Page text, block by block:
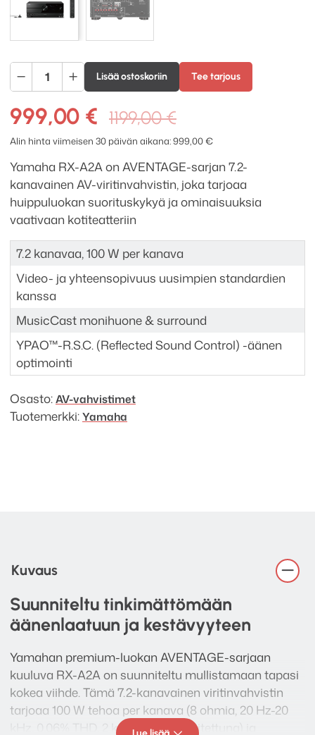
Yamaha
RX-
A2A
7.2
AV-
viritinvahvistin
määrä
Lisää ostoskoriin Tee tarjous
1199,00€Alkuperäinen
hinta
oli:
1199,00 €.
999,00 €
Nykyinen
hinta
on:
999,00 €.
Alin hinta viimeisen 30 päivän aikana:999,00€
Yamaha RX-A2A on AVENTAGE-sarjan 7.2-
kanavainen AV-viritinvahvistin, joka tarjoaa
huippuluokan suorituskykyä ja ominaisuuksia
vaativaan kotiteatteriin
7.2 kanavaa, 100 W per kanava
Video- ja yhteensopivuus uusimpien standardien
kanssa
MusicCast monihuone & surround
YPAO™-R.S.C. (Reflected Sound Control) -äänen
optimointi
Osasto:AV-vahvistimet
Tuotemerkki:Yamaha
Kuvaus
Suunniteltu tinkimättömään
äänenlaatuun ja kestävyyteen
Yamahan premium-luokan AVENTAGE-sarjaan
kuuluva RX-A2A on suunniteltu mullistamaan tapasi
kokea viihde. Tämä 7.2-kanavainen viritinvahvistin
tarjoaa 100 W tehoa per kanava (8 ohmia, 20 Hz-20
kHz, 0.06% THD, 2 kanavaa kuormitettuna) ja